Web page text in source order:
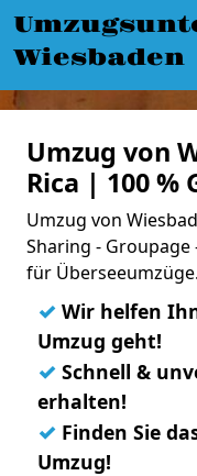
Wiesbaden
Umzug von
Rica | 100 %
Umzug von
Sharing -
für Überseeumzüge.
✓ Wir helfen
Umzug geht!
✓ Schnell &
erhalten!
✓ Finden Sie
Umzug!